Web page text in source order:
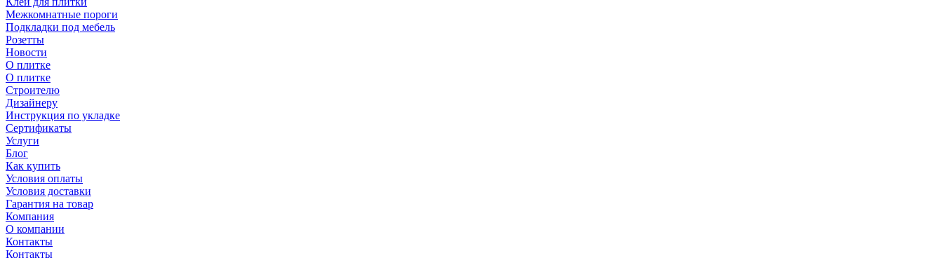
Межкомнатные пороги
Подкладки под мебель
Розетты
Новости
О плитке
О плитке
Строителю
Дизайнеру
Инструкция по укладке
Сертификаты
Услуги
Блог
Как купить
Условия оплаты
Условия доставки
Гарантия на товар
Компания
О компании
Контакты
Контакты